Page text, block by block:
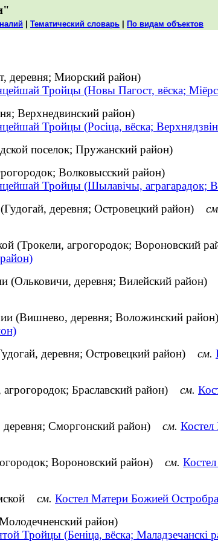
Тематический словарь По видам объектов
деревня; Миорский район)
Тройцы (Новы Пагост, вёска;
Верхнедвинский район)
Тройцы (Росіца, вёска;
поселок; Пружанский район)
Волковысский район)
Тройцы (Шылавічы, аграгарадок;
деревня; Островецкий район)
(Трокели, агрогородок; Вороновский
(Ольковичи, деревня; Вилейский район)
(Вишнево, деревня; Воложинский
деревня; Островецкий район) см.
Браславский район) см.
Сморгонский район) см.
Вороновский район) см.
см. Костел Матери Божией
район)
Тройцы (Беніца, вёска; Маладзечанскі